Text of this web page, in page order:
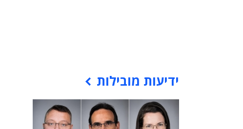
ידיעות מובילות